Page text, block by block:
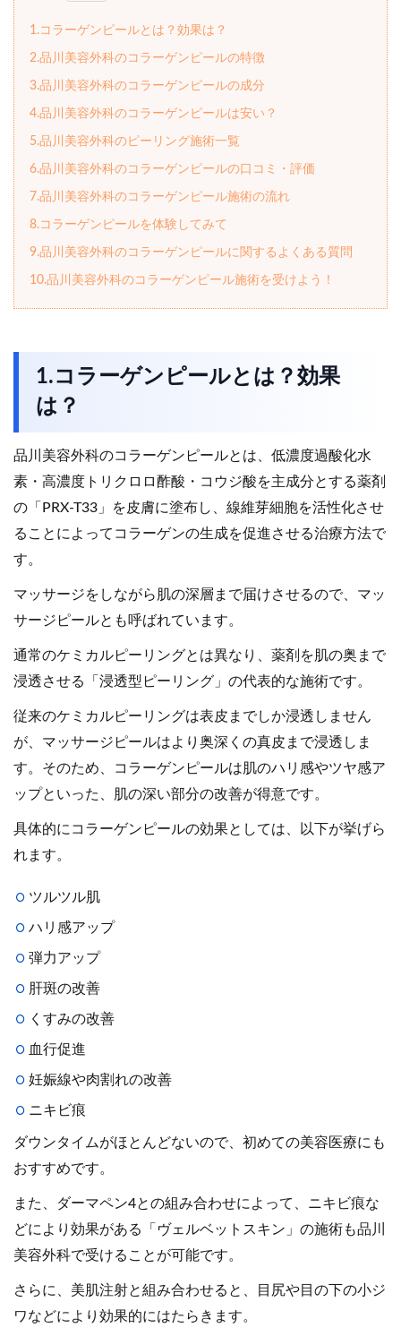
1.コラーゲンピールとは？効果は？
2.品川美容外科のコラーゲンピールの特徴
3.品川美容外科のコラーゲンピールの成分
4.品川美容外科のコラーゲンピールは安い？
5.品川美容外科のピーリング施術一覧
6.品川美容外科のコラーゲンピールの口コミ・評価
7.品川美容外科のコラーゲンピール施術の流れ
8.コラーゲンピールを体験してみて
9.品川美容外科のコラーゲンピールに関するよくある質問
10.品川美容外科のコラーゲンピール施術を受けよう！
1.コラーゲンピールとは？効果
は？
品川美容外科のコラーゲンピールとは、低濃度過酸化水
素・高濃度トリクロロ酢酸・コウジ酸を主成分とする薬剤
の「PRX-T33」を皮膚に塗布し、線維芽細胞を活性化させ
ることによってコラーゲンの生成を促進させる治療方法で
す。
マッサージをしながら肌の深層まで届けさせるので、マッ
サージピールとも呼ばれています。
通常のケミカルピーリングとは異なり、薬剤を肌の奥まで
浸透させる「浸透型ピーリング」の代表的な施術です。
従来のケミカルピーリングは表皮までしか浸透しません
が、マッサージピールはより奥深くの真皮まで浸透しま
す。そのため、コラーゲンピールは肌のハリ感やツヤ感ア
ップといった、肌の深い部分の改善が得意です。
具体的にコラーゲンピールの効果としては、以下が挙げら
れます。
ツルツル肌
ハリ感アップ
弾力アップ
肝斑の改善
くすみの改善
血行促進
妊娠線や肉割れの改善
ニキビ痕
ダウンタイムがほとんどないので、初めての美容医療にも
おすすめです。
また、ダーマペン4との組み合わせによって、ニキビ痕な
どにより効果がある「ヴェルベットスキン」の施術も品川
美容外科で受けることが可能です。
さらに、美肌注射と組み合わせると、目尻や目の下の小ジ
ワなどにより効果的にはたらきます。